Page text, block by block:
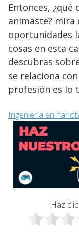
Entonces, ¿qué
animaste? mira
oportunidades
cosas en esta
descubras
se relaciona
profesión es lo
Ingeniería en
¡Haz